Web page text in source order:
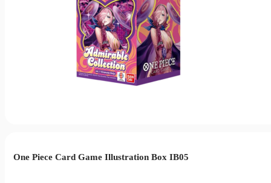
One Piece Card Game Illustration Box IB05